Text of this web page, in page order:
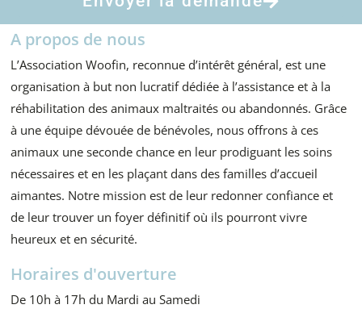
A propos de nous
L’Association Woofin, reconnue d’intérêt général, est une
organisation à but non lucratif dédiée à l’assistance et à la
réhabilitation des animaux maltraités ou abandonnés. Grâce
à une équipe dévouée de bénévoles, nous offrons à ces
animaux une seconde chance en leur prodiguant les soins
nécessaires et en les plaçant dans des familles d’accueil
aimantes. Notre mission est de leur redonner confiance et
de leur trouver un foyer définitif où ils pourront vivre
heureux et en sécurité.
Horaires d'ouverture
De 10h à 17h du Mardi au Samedi